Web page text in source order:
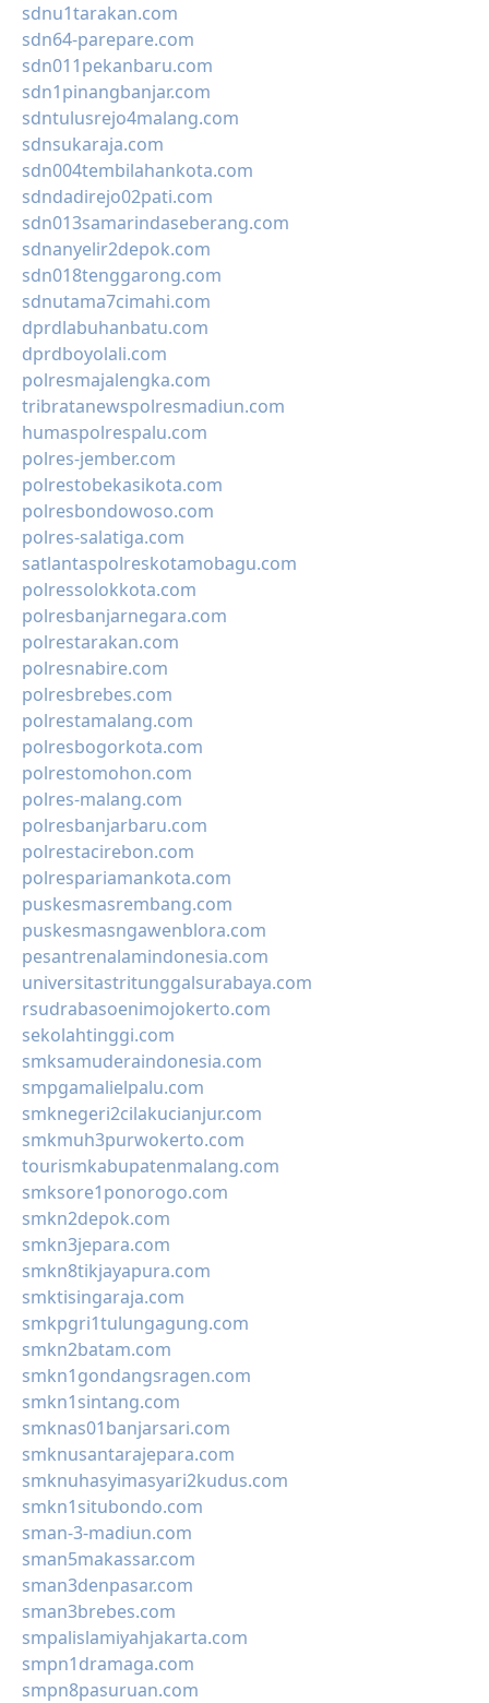
sdnu1tarakan.com
sdn64-parepare.com
sdn011pekanbaru.com
sdn1pinangbanjar.com
sdntulusrejo4malang.com
sdnsukaraja.com
sdn004tembilahankota.com
sdndadirejo02pati.com
sdn013samarindaseberang.com
sdnanyelir2depok.com
sdn018tenggarong.com
sdnutama7cimahi.com
dprdlabuhanbatu.com
dprdboyolali.com
polresmajalengka.com
tribratanewspolresmadiun.com
humaspolrespalu.com
polres-jember.com
polrestobekasikota.com
polresbondowoso.com
polres-salatiga.com
satlantaspolreskotamobagu.com
polressolokkota.com
polresbanjarnegara.com
polrestarakan.com
polresnabire.com
polresbrebes.com
polrestamalang.com
polresbogorkota.com
polrestomohon.com
polres-malang.com
polresbanjarbaru.com
polrestacirebon.com
polrespariamankota.com
puskesmasrembang.com
puskesmasngawenblora.com
pesantrenalamindonesia.com
universitastritunggalsurabaya.com
rsudrabasoenimojokerto.com
sekolahtinggi.com
smksamuderaindonesia.com
smpgamalielpalu.com
smknegeri2cilakucianjur.com
smkmuh3purwokerto.com
tourismkabupatenmalang.com
smksore1ponorogo.com
smkn2depok.com
smkn3jepara.com
smkn8tikjayapura.com
smktisingaraja.com
smkpgri1tulungagung.com
smkn2batam.com
smkn1gondangsragen.com
smkn1sintang.com
smknas01banjarsari.com
smknusantarajepara.com
smknuhasyimasyari2kudus.com
smkn1situbondo.com
sman-3-madiun.com
sman5makassar.com
sman3denpasar.com
sman3brebes.com
smpalislamiyahjakarta.com
smpn1dramaga.com
smpn8pasuruan.com